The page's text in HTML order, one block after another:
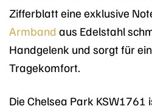
Zifferblatt eine exklusive
Armband aus Edelstahl
Handgelenk und sorgt für
Tragekomfort.
Die Chelsea Park KSW1761